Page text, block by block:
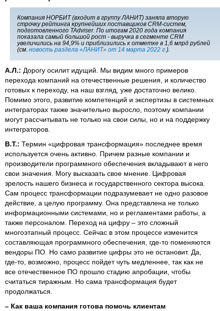
Компания НОРБИТ (входит в группу ЛАНИТ) заняла вторую
строчку рейтинга крупнейших поставщиков CRM-систем,
подготовленного TAdviser. По итогам 2020 года компания
показала самый большой рост - выручка в сегменте CRM
увеличились на 94,9% и приблизились к отметке в 1,6 млрд рублей
(см. новость раздела «ЛАНИТ» от 14 марта 2022 г. ).
А.Л.: Дорогу осилит идущий. Мы видим много примеров
перехода компаний на отечественные решения, и количество
готовых к переходу, на наш взгляд, уже достаточно велико.
Помимо этого, развитие компетенций и экспертизы в системных
интеграторах также значительно выросло, поэтому компании
могут рассчитывать не только на свои силы, но и на поддержку
интеграторов.
В.Т.: Термин «цифровая трансформация» последнее время
используется очень активно. Причем разные компании и
производители программного обеспечения вкладывают в него
свои значения. Могу высказать свое мнение. Цифровая
зрелость нашего бизнеса и государственного сектора высока.
Сам процесс трансформации подразумевает не одно разовое
действие, а целую программу. Она представлена не только
информационными системами, но и регламентами работы, а
также персоналом. Переход на цифру – это сложный
многоэтапный процесс. Сейчас в этом процессе изменится
составляющая программного обеспечения, где-то поменяются
вендоры ПО. Но само развитие цифры это не остановит. Да,
где-то, возможно, процесс пойдет чуть медленнее, так как не
все отечественное ПО прошло стадию апробации, чтобы
считаться тиражным. Но сама трансформация будет
продолжаться.
– Как ваша компания готова помочь клиентам